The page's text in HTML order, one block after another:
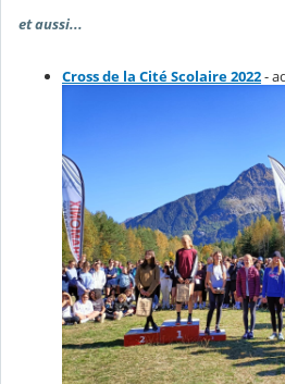
et aussi...
Cross de la Cité Scolaire 2022-